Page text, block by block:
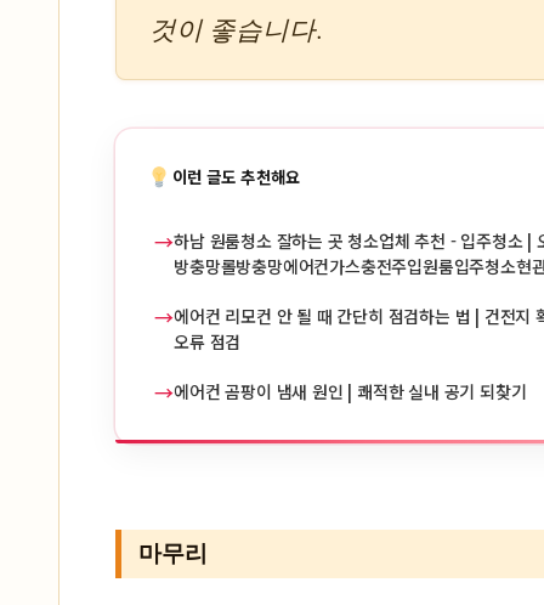
것이 좋습니다.
이런 글도 추천해요
→하남 원룸청소 잘하는 곳 청소업체 추천 - 입주청소 |
방충망롤방충망에어컨가스충전주입원룸입주청소현
→에어컨 리모컨 안 될 때 간단히 점검하는 법 | 건전지
오류 점검
→에어컨 곰팡이 냄새 원인 | 쾌적한 실내 공기 되찾기
마무리